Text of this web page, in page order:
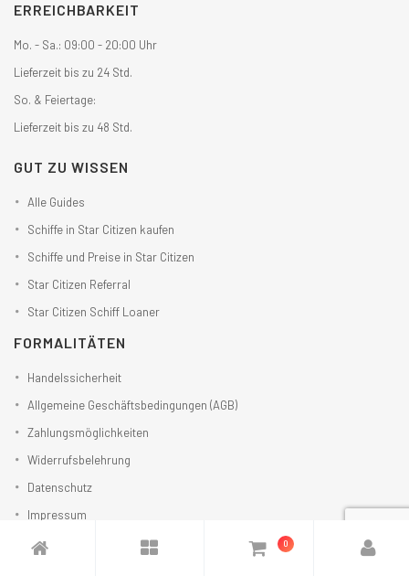
ERREICHBARKEIT
Mo. - Sa.: 09:00 - 20:00 Uhr
Lieferzeit bis zu 24 Std.
So. & Feiertage:
Lieferzeit bis zu 48 Std.
GUT ZU WISSEN
Alle Guides
Schiffe in Star Citizen kaufen
Schiffe und Preise in Star Citizen
Star Citizen Referral
Star Citizen Schiff Loaner
FORMALITÄTEN
Handelssicherheit
Allgemeine Geschäftsbedingungen (AGB)
Zahlungsmöglichkeiten
Widerrufsbelehrung
Datenschutz
Impressum
0